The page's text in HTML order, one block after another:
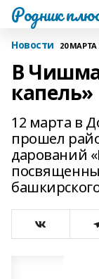
Родник
Новости 20 МАРТА
В
капель»
12 марта в
прошел
дарований